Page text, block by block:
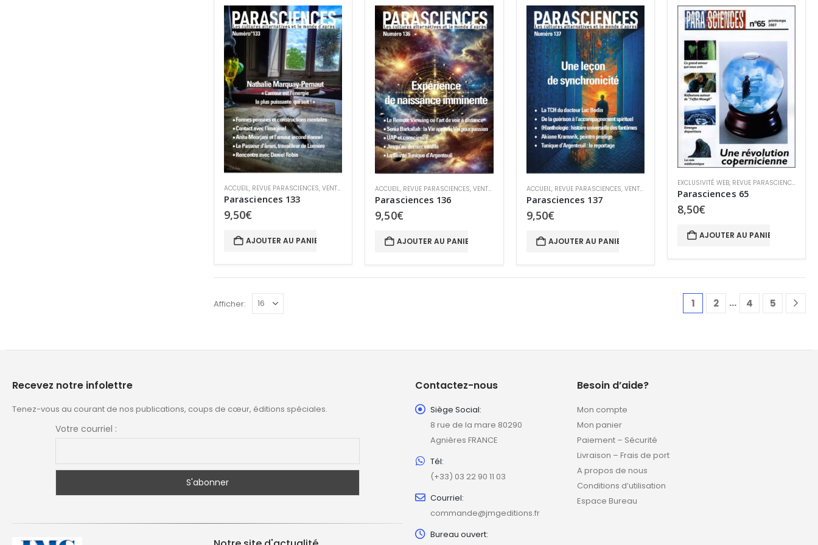
ACCUEIL, REVUE PARASCIENCES, VENTE AU NUMÉRO
Parasciences 133
9,50€
AJOUTER AU PANIER
ACCUEIL, REVUE PARASCIENCES,VENTE AU NUMÉRO
Parasciences 136
9,50€
AJOUTER AU PANIER
ACCUEIL, REVUE PARASCIENCES, VENTE AU NUMÉRO
Parasciences 137
9,50€
AJOUTER AU PANIER
EXCLUSIVITÉ WEB, REVUE PARASCIENCES
Parasciences 65
8,50€
AJOUTER AU PANIER
Afficher: 1 2 … 4 5
Recevez notre infolettre
Tenez-vous au courant de nos publications, coups de cœur, éditions spéciales.
Votre courriel :
Contactez-nous
Siège Social:
8 rue de la mare 80290
Agnières FRANCE
Tél:
(+33) 03 22 90 11 03
Courriel:
commande@jmgeditions.fr
Bureau ouvert:
Besoin d’aide?
Mon compte
Mon panier
Paiement – Sécurité
Livraison – Frais de port
A propos de nous
Conditions d’utilisation
Espace Bureau